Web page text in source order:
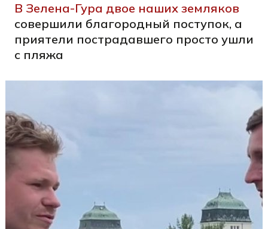
В Зелена-Гура двое наших земляков
совершили благородный поступок, а
приятели пострадавшего просто ушли
с пляжа